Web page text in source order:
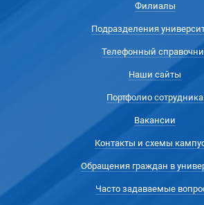
Филиалы
Подразделения
Телефонный
Наши сайты
Портфолио сотрудника
Вакансии
Контакты и схемы
Обращения граждан в
Часто задаваемые